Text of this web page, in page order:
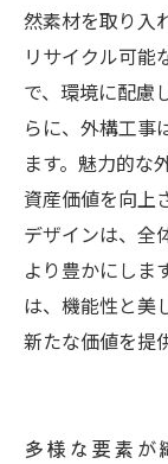
然素材を取り入
リサイクル可能
で、環境に配慮
らに、外構工事
ます。魅力的な
資産価値を向上
デザインは、全
より豊かにしま
は、機能性と美
新たな価値を提
多様な要素が